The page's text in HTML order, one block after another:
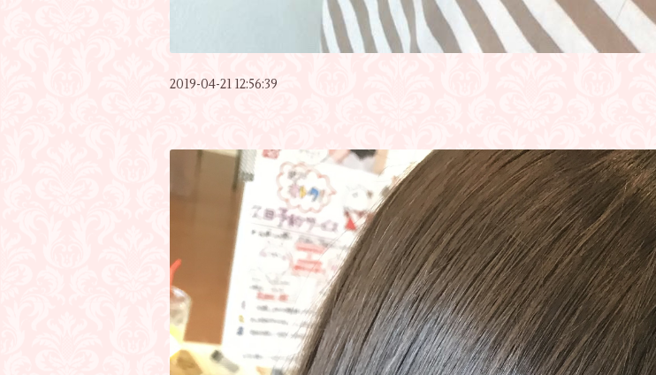
2019-04-21 12:56:39